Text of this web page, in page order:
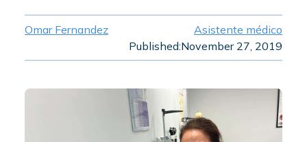
Omar Fernandez
Asistente médico
Published:November 27, 2019